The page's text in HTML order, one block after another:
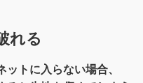
れる
トに入らない場合、